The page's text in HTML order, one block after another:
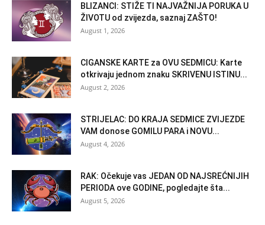
BLIZANCI: STIŽE TI NAJVAŽNIJA PORUKA U
ŽIVOTU od zvijezda, saznaj ZAŠTO!
August 1, 2026
CIGANSKE KARTE za OVU SEDMICU: Karte
otkrivaju jednom znaku SKRIVENU ISTINU...
August 2, 2026
STRIJELAC: DO KRAJA SEDMICE ZVIJEZDE
VAM donose GOMILU PARA i NOVU...
August 4, 2026
RAK: Očekuje vas JEDAN OD NAJSREĆNIJIH
PERIODA ove GODINE, pogledajte šta...
August 5, 2026